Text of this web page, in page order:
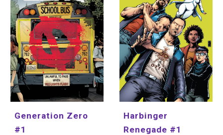
Generation Zero
#1
Harbinger
Renegade #1